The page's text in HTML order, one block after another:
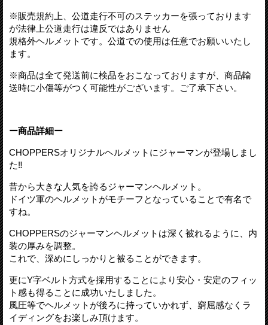
※販売規約上、公道走行不可のステッカーを張っております
が法律上公道走行は違反ではありません
規格外ヘルメットです。公道での使用は任意でお願いいたし
ます。
※商品は全て発送前に検品をおこなっておりますが、商品輸
送時に小傷等がつく可能性がございます。ご了承下さい。
ー商品詳細ー
CHOPPERSオリジナルヘルメットにジャーマンが登場しまし
た‼︎
昔から大きな人気を誇るジャーマンヘルメット。
ドイツ軍のヘルメットがモチーフとなっていることで有名で
すね。
CHOPPERSのジャーマンヘルメットは深く被れるように、内
装の厚みを調整。
これで、深めにしっかりと被ることができます。
更にY字ベルト方式を採用することにより安心・安定のフィッ
ト感も得ることに成功いたしました。
風圧等でヘルメットが後ろに持っていかれず、窮屈感なくラ
イディングをお楽しみ頂けます。